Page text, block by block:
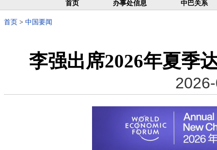
首页 办事处信息 中巴关系
首页 > 中国要闻
李强出席2026年夏季